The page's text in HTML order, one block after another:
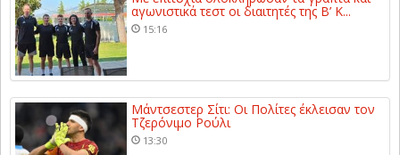
αγωνιστικά τεστ οι διαιτητές της Β’ Κ...
15:16
Μάντσεστερ Σίτι: Οι Πολίτες έκλεισαν τον
Τζερόνιμο Ρούλι
13:30